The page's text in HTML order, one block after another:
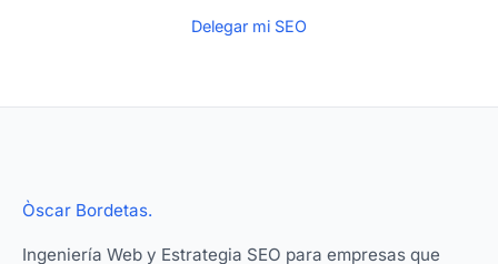
Delegar mi SEO
Òscar Bordetas.
Ingeniería Web y Estrategia SEO para empresas que